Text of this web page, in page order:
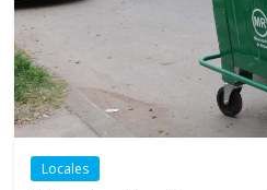
Locales